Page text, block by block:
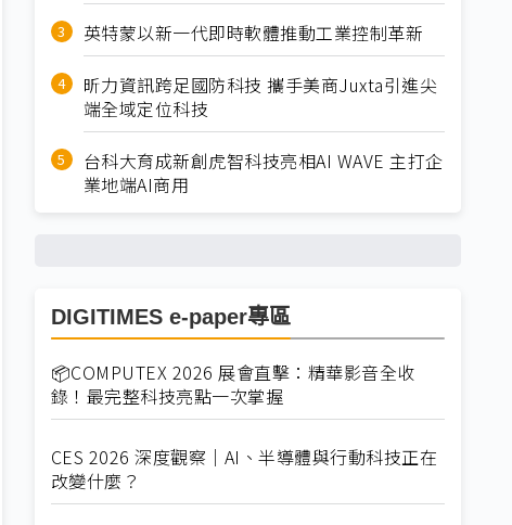
英特蒙以新一代即時軟體推動工業控制革新
昕力資訊跨足國防科技 攜手美商Juxta引進尖
端全域定位科技
台科大育成新創虎智科技亮相AI WAVE 主打企
業地端AI商用
DIGITIMES e-paper專區
📦COMPUTEX 2026 展會直擊：精華影音全收
錄！最完整科技亮點一次掌握
CES 2026 深度觀察｜AI、半導體與行動科技正在
改變什麼？